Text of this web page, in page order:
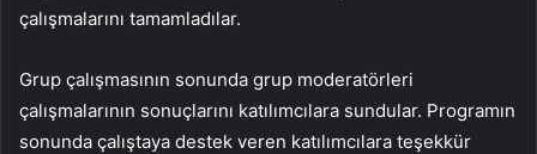
çalışmalarını tamamladılar.
Grup çalışmasının sonunda grup moderatörleri
çalışmalarının sonuçlarını katılımcılara sundular. Programın
sonunda çalıştaya destek veren katılımcılara teşekkür